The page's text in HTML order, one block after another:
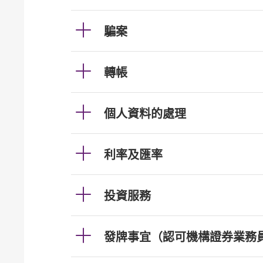
騙案
轉帳
個人資料的處理
利率及匯率
投資服務
發牌事宜（認可機構證券業務